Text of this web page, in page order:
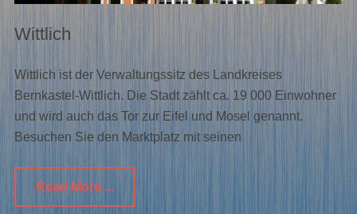
Wittlich
Wittlich ist der Verwaltungssitz des Landkreises
Bernkastel-Wittlich. Die Stadt zählt ca. 19 000 Einwohner
und wird auch das Tor zur Eifel und Mosel genannt.
Besuchen Sie den Marktplatz mit seinen
Read More ...